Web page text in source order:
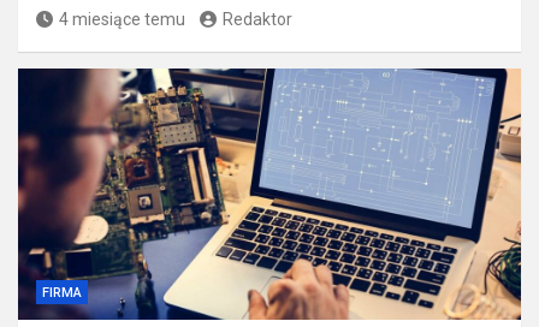
4 miesiące temu Redaktor
FIRMA